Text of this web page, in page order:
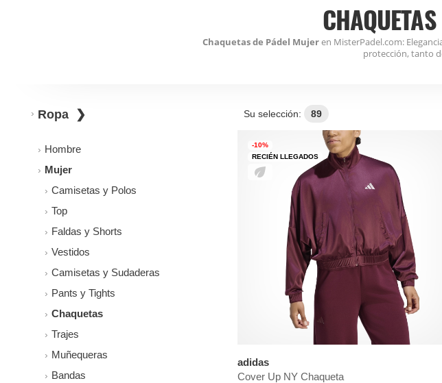
Chaquetas de Pádel Mujeren MisterPadel.com:
protección, tanto
Ropa
Hombre
Mujer
Camisetas y Polos
Top
Faldas y Shorts
Vestidos
Camisetas y Sudaderas
Pants y Tights
Chaquetas
Trajes
Muñequeras
Bandas
Su selección: 89
-10%
RECIÉN LLEGADOS
adidas
Cover Up NY Chaqueta